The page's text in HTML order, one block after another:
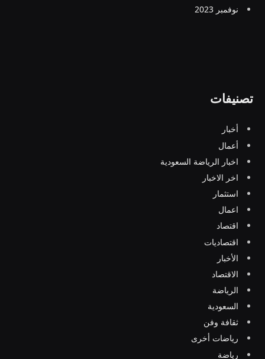
نوفمبر 2023
تصنيفات
أخبار
أعمال
اخبار الرياضة السعودية
اخر الاخبار
استثمار
اعمال
اقتصاد
اقتصاديات
الأخبار
الاقتصاد
الرياضة
السعودية
ثقافة وفن
رياضات أخرى
رياضة